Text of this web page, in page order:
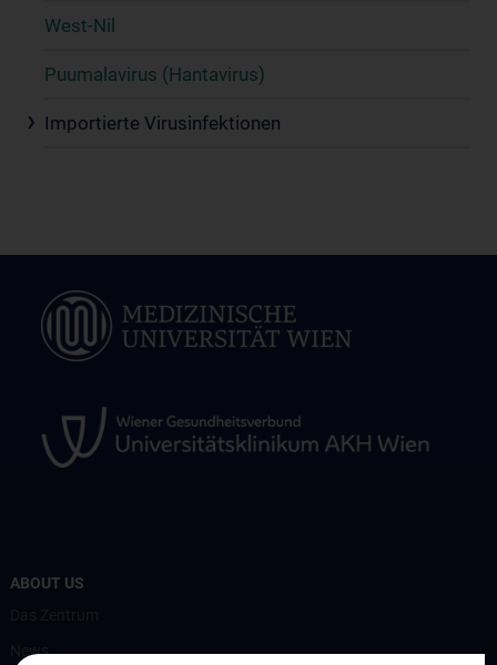
West-Nil
Puumalavirus (Hantavirus)
Importierte Virusinfektionen
ABOUT US
News